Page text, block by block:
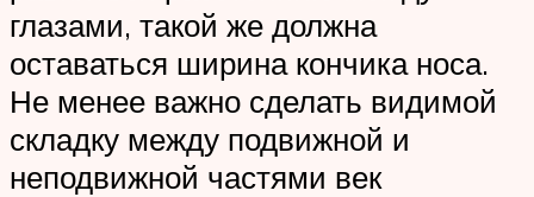
глазами, такой же должна
оставаться ширина кончика носа.
Не менее важно сделать видимой
складку между подвижной и
неподвижной частями век